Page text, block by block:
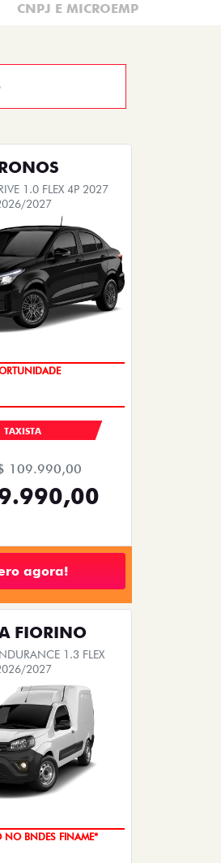
CNPJ E MICROEMPRESÁRIO
1.0 FLEX 4P 2027
2027
TAXISTA
109.990,00
agora!
FIORINO
1.3 FLEX
2027
NO BNDES FINAME*